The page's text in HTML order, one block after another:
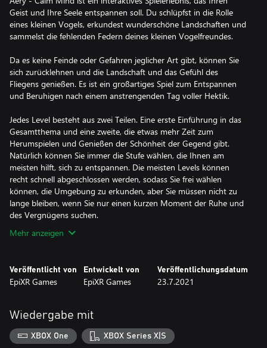
Geist und Ihre Seele entspannen soll. Du schlüpfst in die Rolle
eines kleinen Vogels, erkundest wunderschöne Landschaften und
sammelst die fehlenden Federn deines kleinen Vogelfreundes.
Da es keine Feinde oder Gefahren jeglicher Art gibt, können Sie
sich zurücklehnen und die Landschaft und das Gefühl des
Fliegens genießen. Es ist ein großartiges Spiel zum Entspannen
und Beruhigen nach einem anstrengenden Tag voller Hektik.
Jedes Level besteht aus zwei Teilen. Eine erste Einführung in das
Gesamtthema und eine zweite, die etwas mehr Zeit zum
Herumspielen und Genießen der Schönheit der Gegend gibt.
Natürlich können Sie immer die Stufe wählen, die Ihnen am
meisten hilft, sich zu entspannen. Die meisten Levels können
recht schnell abgeschlossen werden, sodass Sie frei wählen
können, die Umgebung zu erkunden, aber Sie müssen nicht zu
lange bleiben, wenn Sie nur einen kurzen Moment der Ruhe und
des Vergnügens suchen.
Mehr anzeigen
Veröffentlicht von
EpiXR Games
Entwickelt von
EpiXR Games
Veröffentlichungsdatum
23.7.2021
Wiedergabe mit
XBOX One XBOX Series X|S